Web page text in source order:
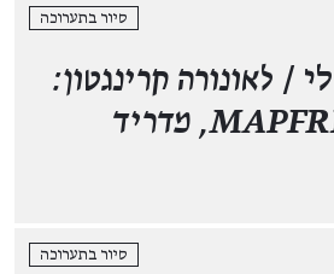
סיור בתערוכה
/ לאונורה קרינגטון:
סיור בתערוכה